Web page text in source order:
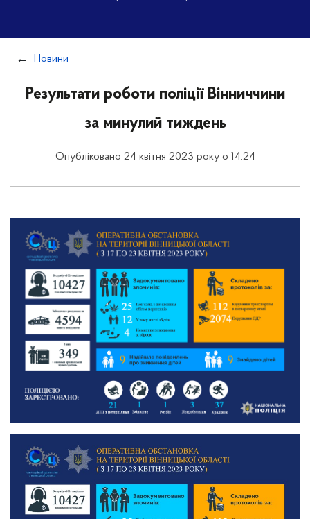
Новини
Результати роботи поліції Вінниччини
за минулий тиждень
Опубліковано 24 квітня 2023 року о 14:24